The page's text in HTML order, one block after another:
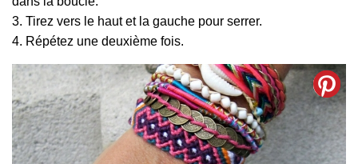
3. Tirez vers le haut et la gauche pour serrer.
4. Répétez une deuxième fois.